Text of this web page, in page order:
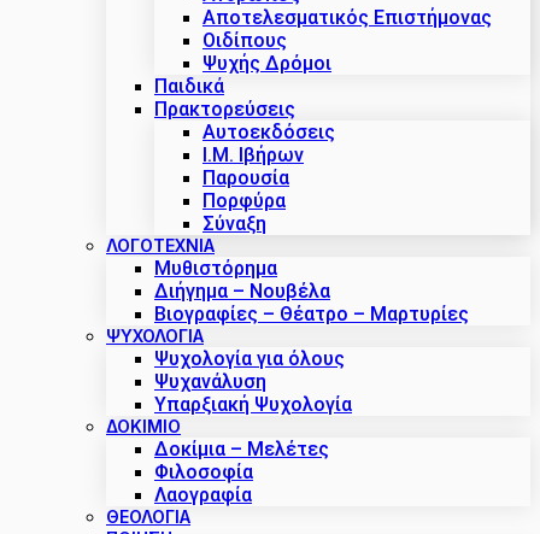
Αποτελεσματικός Επιστήμονας
Οιδίπους
Ψυχής Δρόμοι
Παιδικά
Πρακτoρεύσεις
Αυτοεκδόσεις
Ι.Μ. Ιβήρων
Παρουσία
Πορφύρα
Σύναξη
ΛΟΓΟΤΕΧΝΙΑ
Μυθιστόρημα
Διήγημα – Νουβέλα
Βιογραφίες – Θέατρο – Μαρτυρίες
ΨΥΧΟΛΟΓΙΑ
Ψυχολογία για όλους
Ψυχανάλυση
Υπαρξιακή Ψυχολογία
ΔΟΚΊΜΙΟ
Δοκίμια – Μελέτες
Φιλοσοφία
Λαογραφία
ΘΕΟΛΟΓΙΑ